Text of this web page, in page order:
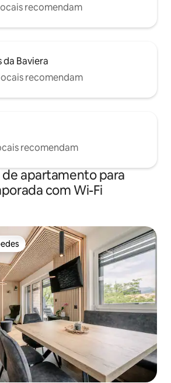
recomendam
da Baviera
recomendam
recomendam
apartamento para
com Wi-Fi